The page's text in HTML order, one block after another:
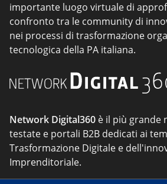
importante luogo virtuale di
confronto tra le community di
nei processi di trasformazione
tecnologica della PA italiana.
Network Digital360 è il più grande
testate e portali B2B dedicati ai
Trasformazione Digitale e
Imprenditoriale.